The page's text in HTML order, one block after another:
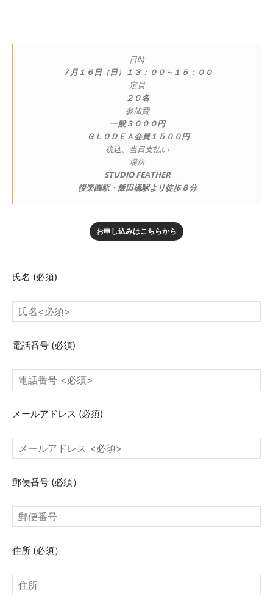
日時
７月１６日（日）１３：００～１５：００
定員
２０名
参加費
一般３０００円
ＧＬＯＤＥＡ会員１５００円
税込、当日支払い
場所
STUDIO FEATHER
後楽園駅・飯田橋駅より徒歩８分
お申し込みはこちらから
氏名 (必須)
電話番号 (必須)
メールアドレス (必須)
郵便番号 (必須）
住所 (必須）